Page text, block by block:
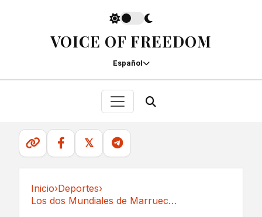
VOICE OF FREEDOM
Español
𝕏
Inicio›Deportes›
Los dos Mundiales de Marruecos, 'fichajes' en...